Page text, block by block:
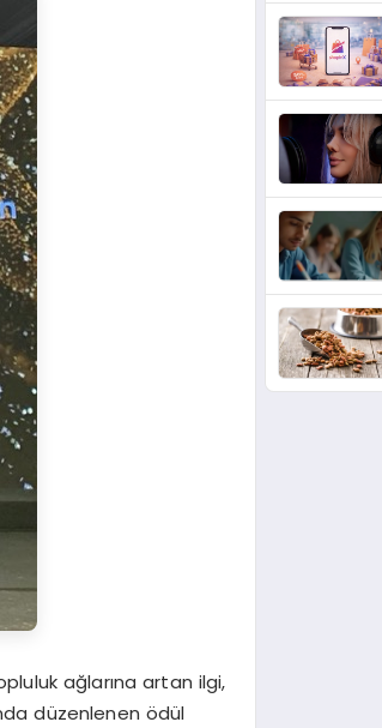
ağlarına artan ilgi,
düzenlenen ödül